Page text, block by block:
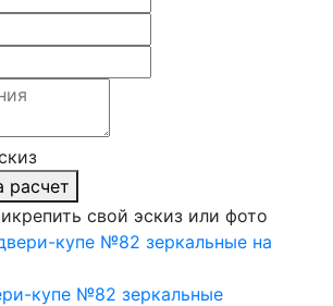
расчет
свой эскиз или фото
купе №82 зеркальные